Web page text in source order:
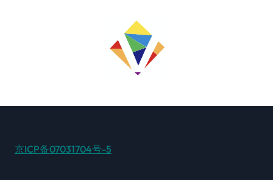
京ICP备07031704号-5